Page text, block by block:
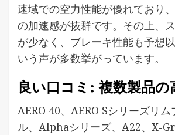
速域での空力性能が優れており
の加速感が抜群です。その上、
が少なく、ブレーキ性能も予想
いう声が多数挙がっています。
良い口コミ: 複数製品の
AERO 40、AERO Sシリーズリ
ル、Alphaシリーズ、A22、X-